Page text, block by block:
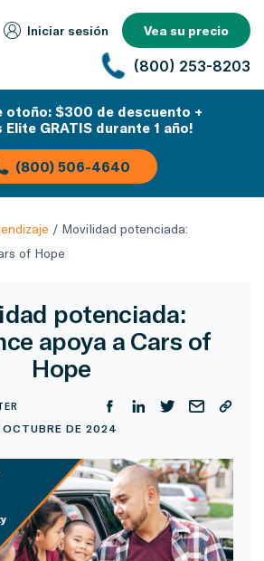
Iniciar sesión Vea su precio
(800) 253-8203
otoño: $300 de descuento +
GRATIS durante 1 año!
(800) 506-4640
/ Movilidad potenciada:
of Hope
potenciada:
apoya a Cars of
Hope
DE 2024